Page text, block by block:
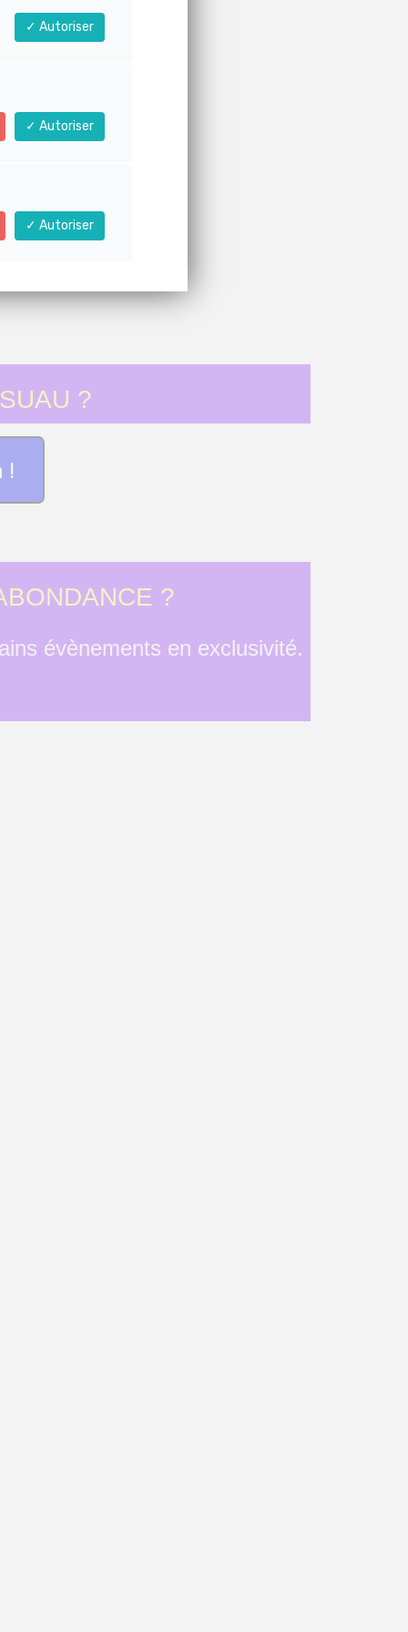
?
!
?
évènements en exclusivité.
Autoriser
Autoriser
Autoriser